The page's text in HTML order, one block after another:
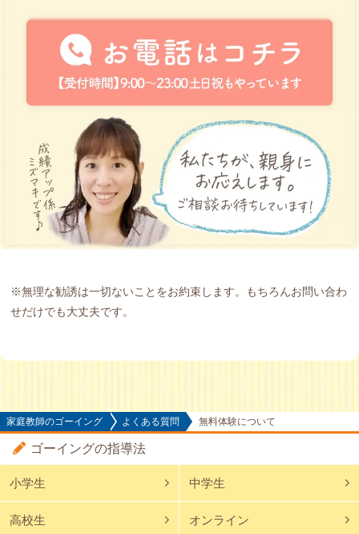
※無理な勧誘は一切ないことをお約束します。もちろんお問い合わ
せだけでも大丈夫です。
家庭教師のゴーイング よくある質問 無料体験について
ゴーイングの指導法
小学生 中学生
高校生 オンライン